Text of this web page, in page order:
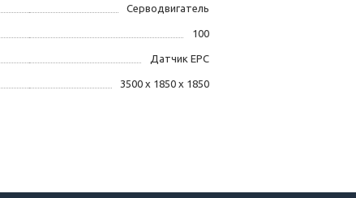
Серводвигатель
100
Датчик EPC
3500 х 1850 х 1850